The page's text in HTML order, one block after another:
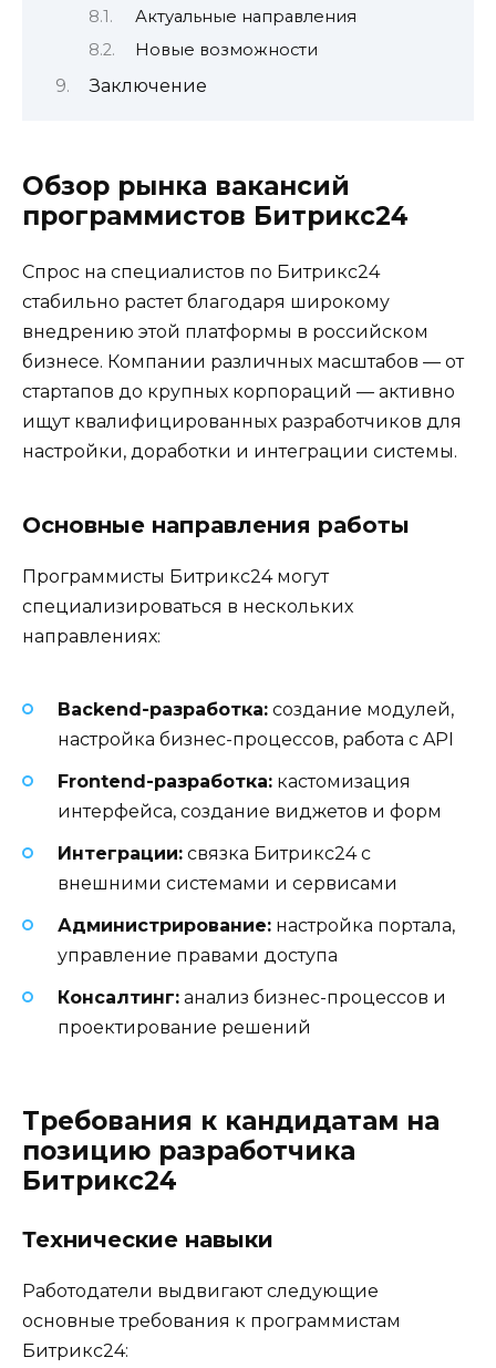
Актуальные направления
Новые возможности
Заключение
Обзор рынка вакансий
программистов Битрикс24
Спрос на специалистов по Битрикс24
стабильно растет благодаря широкому
внедрению этой платформы в российском
бизнесе. Компании различных масштабов — от
стартапов до крупных корпораций — активно
ищут квалифицированных разработчиков для
настройки, доработки и интеграции системы.
Основные направления работы
Программисты Битрикс24 могут
специализироваться в нескольких
направлениях:
Backend-разработка: создание модулей,
настройка бизнес-процессов, работа с API
Frontend-разработка: кастомизация
интерфейса, создание виджетов и форм
Интеграции: связка Битрикс24 с
внешними системами и сервисами
Администрирование: настройка портала,
управление правами доступа
Консалтинг: анализ бизнес-процессов и
проектирование решений
Требования к кандидатам на
позицию разработчика
Битрикс24
Технические навыки
Работодатели выдвигают следующие
основные требования к программистам
Битрикс24: